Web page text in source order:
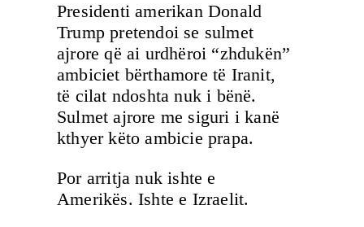
Presidenti amerikan Donald
Trump pretendoi se sulmet
ajrore që ai urdhëroi “zhdukën”
ambiciet bërthamore të Iranit,
të cilat ndoshta nuk i bënë.
Sulmet ajrore me siguri i kanë
kthyer këto ambicie prapa.
Por arritja nuk ishte e
Amerikës. Ishte e Izraelit.